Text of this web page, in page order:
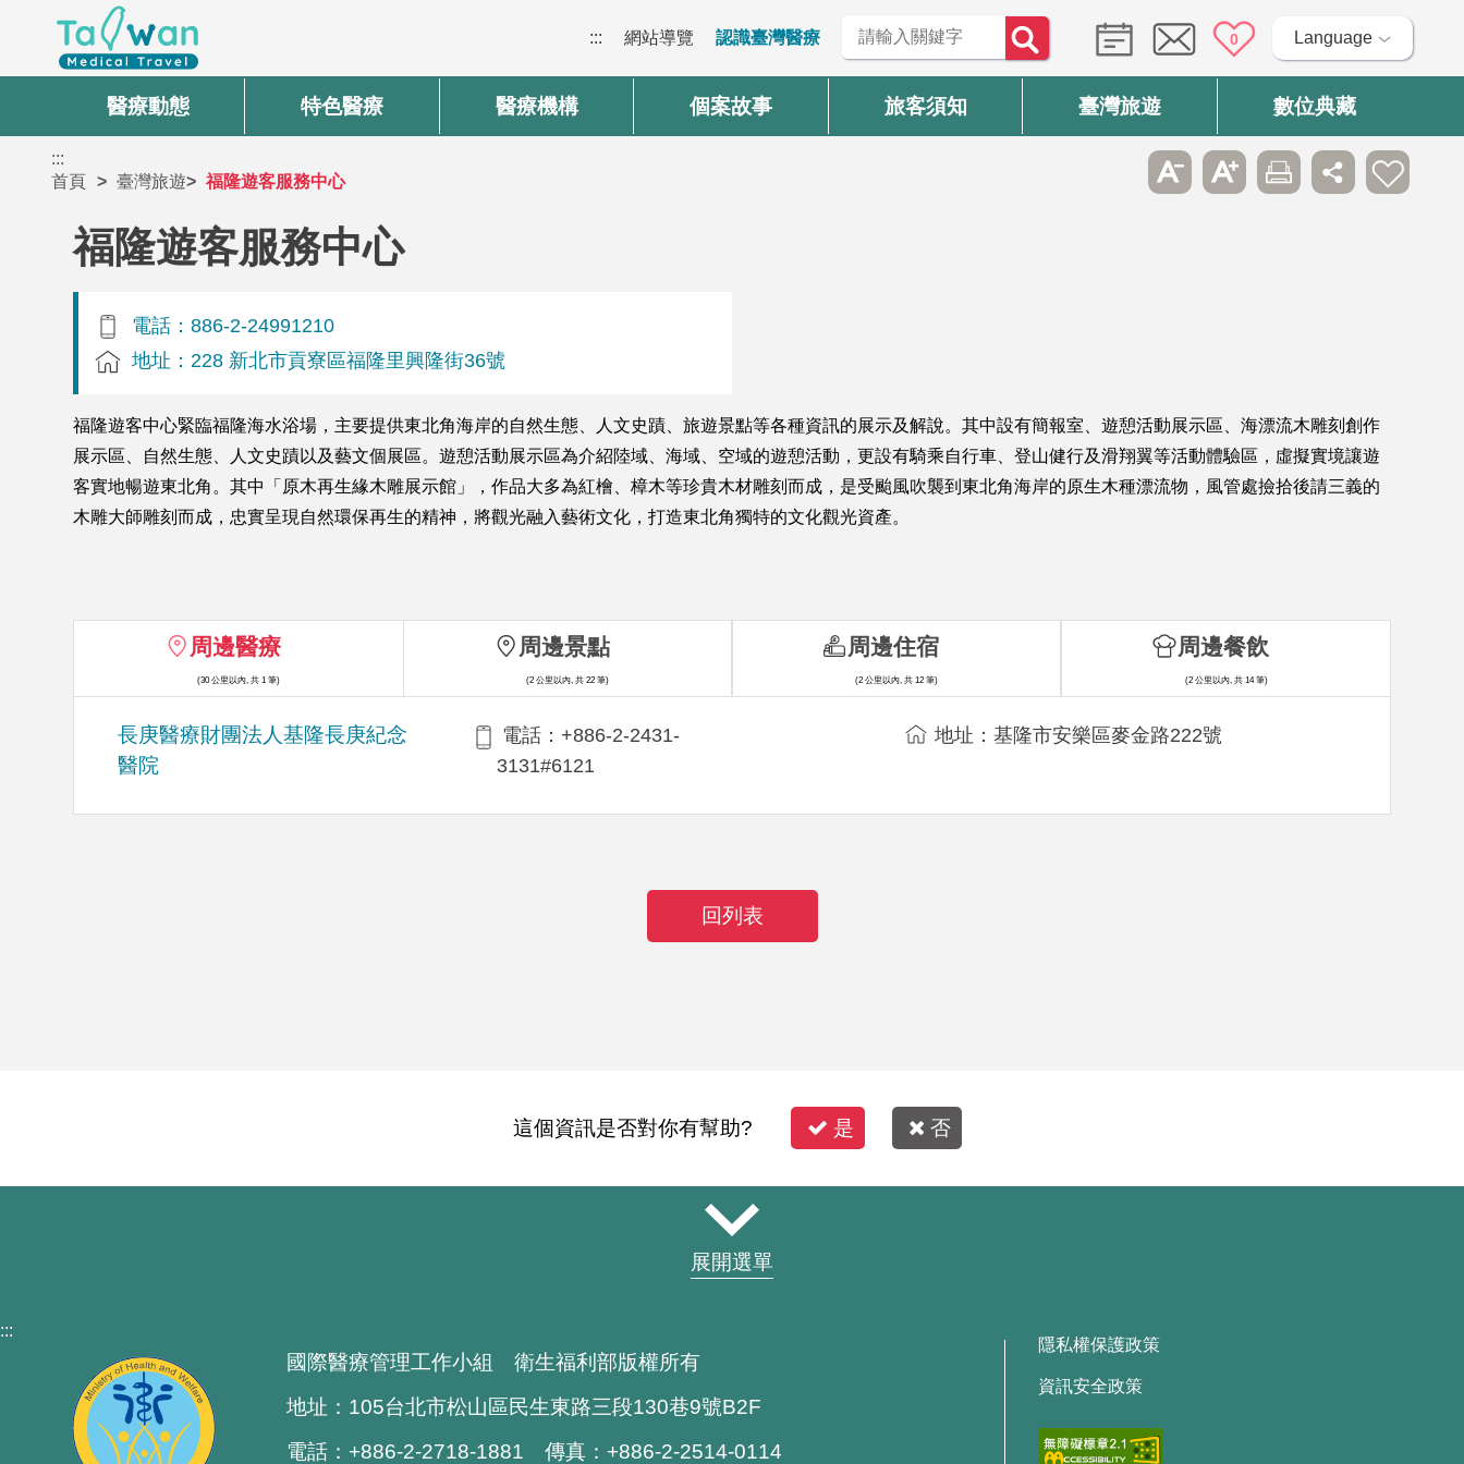
::: 網站導覽 認識臺灣醫療 0 Language
醫療動態 特色醫療 醫療機構 個案故事 旅客須知 臺灣旅遊 數位典藏
:::
首頁
臺灣旅遊 福隆遊客服務中心
福隆遊客服務中心
電話：886-2-24991210
地址：228 新北市貢寮區福隆里興隆街36號
福隆遊客中心緊臨福隆海水浴場，主要提供東北角海岸的自然生態、人文史蹟、旅遊景點等各種資訊的展示及解說。其中設有簡報室、遊憩活動展示區、海漂流木雕刻創作
展示區、自然生態、人文史蹟以及藝文個展區。遊憩活動展示區為介紹陸域、海域、空域的遊憩活動，更設有騎乘自行車、登山健行及滑翔翼等活動體驗區，虛擬實境讓遊
客實地暢遊東北角。其中「原木再生緣木雕展示館」，作品大多為紅檜、樟木等珍貴木材雕刻而成，是受颱風吹襲到東北角海岸的原生木種漂流物，風管處撿拾後請三義的
木雕大師雕刻而成，忠實呈現自然環保再生的精神，將觀光融入藝術文化，打造東北角獨特的文化觀光資產。
周邊醫療
(30 公里以內, 共 1 筆)
長庚醫療財團法人基隆長庚紀念
醫院
電話：+886-2-2431-
3131#6121
地址：基隆市安樂區麥金路222號
周邊景點
(2 公里以內, 共 22 筆)
周邊住宿
(2 公里以內, 共 12 筆)
周邊餐飲
(2 公里以內, 共 14 筆)
回列表
這個資訊是否對你有幫助? 是 否
展開選單
:::
國際醫療管理工作小組 衛生福利部版權所有
地址：105台北市松山區民生東路三段130巷9號B2F
電話：+886-2-2718-1881 傳真：+886-2-2514-0114
隱私權保護政策
資訊安全政策